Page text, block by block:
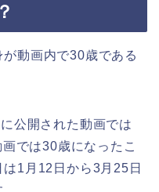
動画内で30歳である
公開された動画では
では30歳になったこ
1月12日から3月25日